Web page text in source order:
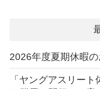
2026年度夏期休暇
「ヤングアスリー